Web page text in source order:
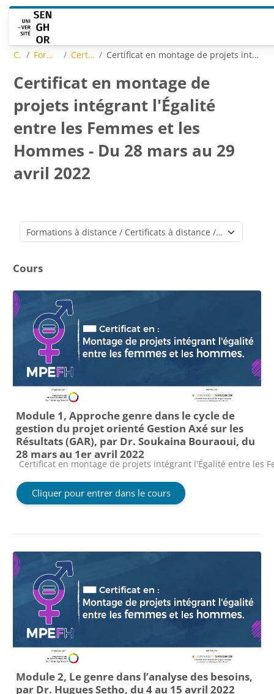
Passer au contenu principal
Cours Formations à distance Certificats à distance Certificat en montage de projets intégrant l'Égalité entre les Femmes et les Hommes - Du 28 mars au 29 avril 2022
Certificat en montage de
projets intégrant l'Égalité
entre les Femmes et les
Hommes - Du 28 mars au 29
avril 2022
Catégories de cours
Cours
Module 1, Approche genre dans le cycle de
gestion du projet orienté Gestion Axé sur les
Résultats (GAR), par Dr. Soukaina Bouraoui, du
28 mars au 1er avril 2022
Catégorie de cours
Certificat en montage de projets intégrant l'Égalité entre les
Cliquer pour entrer dans le cours
Module 2, Le genre dans l’analyse des besoins,
par Dr. Hugues Setho, du 4 au 15 avril 2022